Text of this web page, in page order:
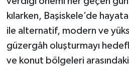
kılarken, Başiskele’de
ile alternatif, modern ve
güzergâh oluşturmayı
ve konut bölgeleri